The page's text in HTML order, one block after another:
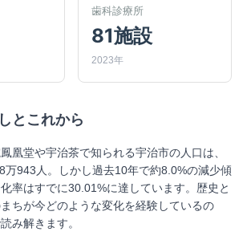
歯科診療所
81施設
2023年
とこれから
凰堂や宇治茶で知られる宇治市の人口は、
万943人。しかし過去10年で約8.0%の減少傾
率はすでに30.01%に達しています。歴史と
ちが今どのような変化を経験しているの
み解きます。